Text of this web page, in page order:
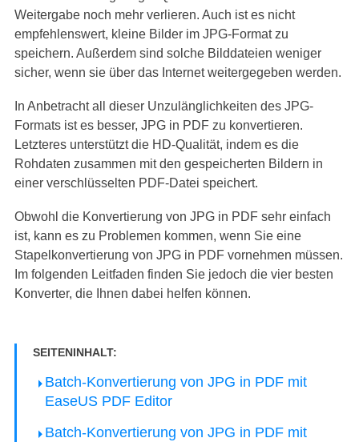
Weitergabe noch mehr verlieren. Auch ist es nicht
empfehlenswert, kleine Bilder im JPG-Format zu
speichern. Außerdem sind solche Bilddateien weniger
sicher, wenn sie über das Internet weitergegeben werden.
In Anbetracht all dieser Unzulänglichkeiten des JPG-
Formats ist es besser, JPG in PDF zu konvertieren.
Letzteres unterstützt die HD-Qualität, indem es die
Rohdaten zusammen mit den gespeicherten Bildern in
einer verschlüsselten PDF-Datei speichert.
Obwohl die Konvertierung von JPG in PDF sehr einfach
ist, kann es zu Problemen kommen, wenn Sie eine
Stapelkonvertierung von JPG in PDF vornehmen müssen.
Im folgenden Leitfaden finden Sie jedoch die vier besten
Konverter, die Ihnen dabei helfen können.
SEITENINHALT:
Batch-Konvertierung von JPG in PDF mit
EaseUS PDF Editor
Batch-Konvertierung von JPG in PDF mit